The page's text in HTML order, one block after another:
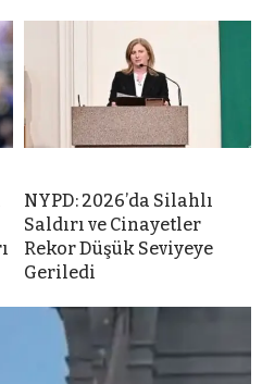
NYPD: 2026’da Silahlı
Saldırı ve Cinayetler
Rekor Düşük Seviyeye
Geriledi